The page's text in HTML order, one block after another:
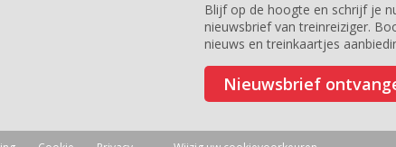
Blijf op de hoogte en schrijf je
nieuwsbrief van treinreiziger.
nieuws en treinkaartjes
Nieuwsbrief